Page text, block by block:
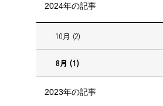
2024年の記事
10月 (2)
8月 (1)
2023年の記事